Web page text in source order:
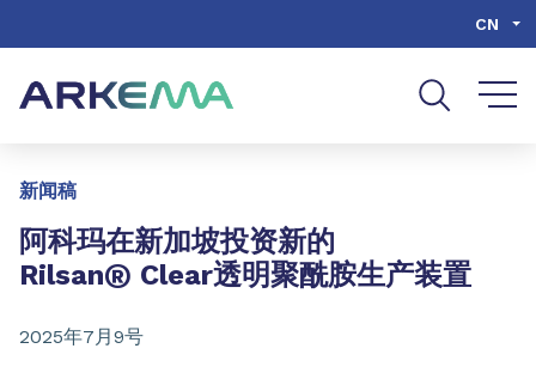
CN
新闻稿
阿科玛在新加坡投资新的
Rilsan® Clear透明聚酰胺生产装置
2025年7月9号